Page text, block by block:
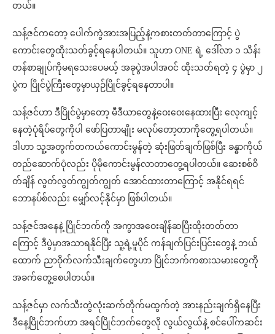
တယ်။
သန့်ဇင်ကတော့ ပေါက်ကွဲအားအပြည့်နဲ့ကစားတတ်တာကြောင့် ပွဲ
ကောင်းတွေထိုးသတ်ခွင့်ရနေပါတယ်။ သူဟာ ONE ရဲ့ ဒေါ်လာ ၁ သိန်း
တန်စာချုပ်ကိုမရသေးပေမယ့် အခုပွဲအပါအဝင် ထိုးသတ်ရတဲ့ ၄ ပွဲမှာ ၂
ပွဲက ပြိုင်ပွဲကြီးတွေမှာယှဉ်ပြိုင်ခွင့်ရနေတာပါ။
သန့်ဇင်ဟာ ဒီပြိုင်ပွဲမှာတော့ မီဒီယာတွေနဲ့ဝေးဝေးနေထားပြီး လေ့ကျင့်
နေတဲ့ပုံရိပ်တွေကိုပါ ဖော်ပြတာမျိုး မလုပ်တော့တာကိုတွေ့ရပါတယ်။
ဒါဟာ သူ့အတွက်တကယ်ကောင်းမွန်တဲ့ ဆုံးဖြတ်ချက်ဖြစ်ပြီး ခန္ဓာကိုယ်
တည်ဆောက်ပုံလည်း ပိုမိုကောင်းမွန်လာတာတွေ့ရပါတယ်။ ဆေးစစ်ဝိ
တ်ချိန် လွတ်လွတ်ကျွတ်ကျွတ် အောင်ထားတာကြောင့် အနိုင်ရရင်
ဘောနပ်စ်လည်း မျှော်လင့်နိုင်မှာ ဖြစ်ပါတယ်။
သန့်ဇင်အနေနဲ့ ပြိုင်ဘက်ကို အကွာအဝေးချိန်ဆပြီးထိုးတတ်တာ
ကြောင့် ဒီပွဲမှာအသာရနိုင်ပြီး သူ့ရဲ့မူပိုင် ကန်ချက်ပြင်းပြင်းတွေနဲ့ ဘယ်
ထောက် ညာဝိုက်လက်သီးချက်တွေဟာ ပြိုင်ဘက်ကစားသမားတွေကို
အခက်တွေ့စေပါတယ်။
သန့်ဇင်မှာ လက်သီးတွဲလုံးဆက်တိုက်မထွက်တဲ့ အားနည်းချက်ရှိနေပြီး
ဒီနေ့ပြိုင်ဘက်ဟာ အရင်ပြိုင်ဘက်တွေလို လွယ်လွယ်နဲ့ စင်ပေါ်ကဆင်း